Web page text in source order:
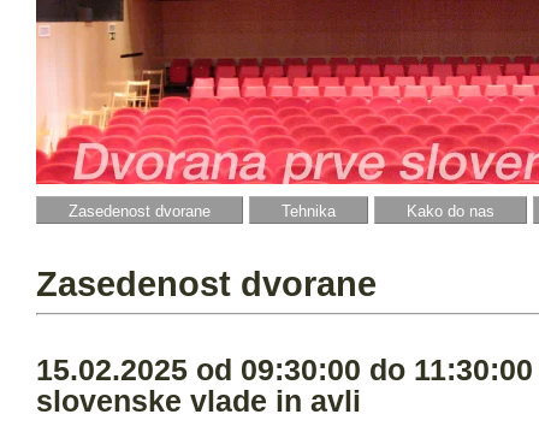
Zasedenost dvorane Tehnika Kako do nas
Zasedenost dvorane
15.02.2025 od 09:30:00 do
slovenske vlade in avli